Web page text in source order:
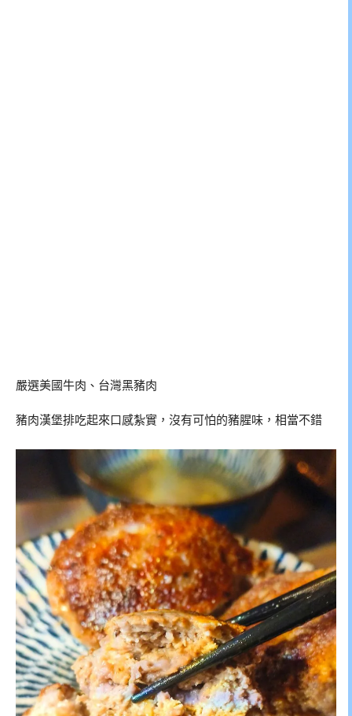
嚴選美國牛肉、台灣黑豬肉
豬肉漢堡排吃起來口感紮實，沒有可怕的豬腥味，相當不錯